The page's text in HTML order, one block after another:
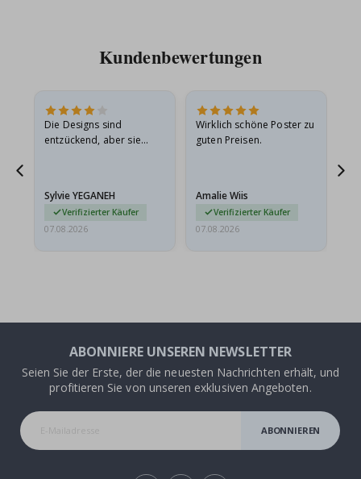
Kundenbewertungen
Die Designs sind
entzückend, aber sie
sie…
Sylvie YEGANEH
Verifizierter Käufer
07.08.2026
Wirklich schöne Poster zu
guten Preisen.
Amalie Wiis
Verifizierter Käufer
07.08.2026
ABONNIERE UNSEREN NEWSLETTER
Seien Sie der Erste, der die neuesten Nachrichten erhält, und
profitieren Sie von unseren exklusiven Angeboten.
ABONNIEREN